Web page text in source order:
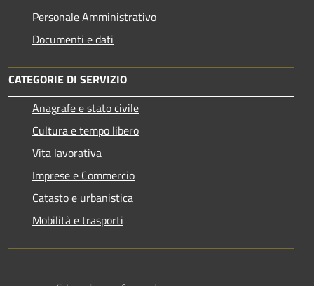
Personale Amministrativo
Documenti e dati
CATEGORIE DI SERVIZIO
Anagrafe e stato civile
Cultura e tempo libero
Vita lavorativa
Imprese e Commercio
Catasto e urbanistica
Mobilità e trasporti